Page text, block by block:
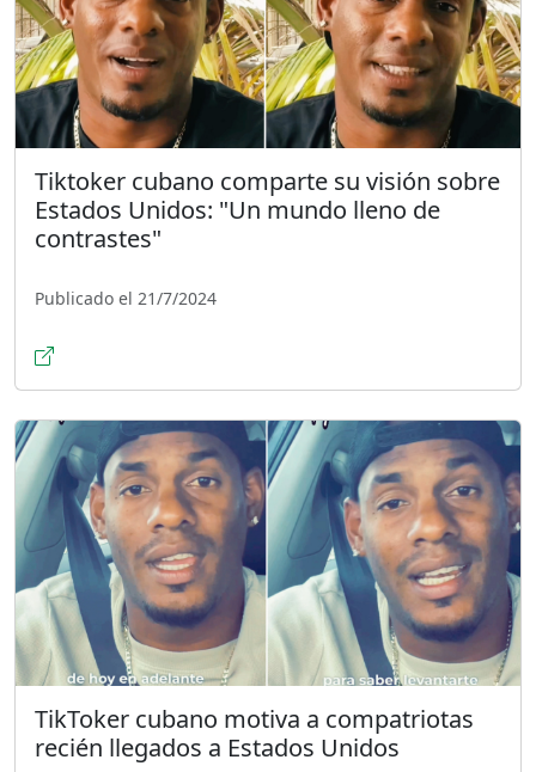
Tiktoker cubano comparte su visión sobre
Estados Unidos: "Un mundo lleno de
contrastes"
Publicado el 21/7/2024
TikToker cubano motiva a compatriotas
recién llegados a Estados Unidos